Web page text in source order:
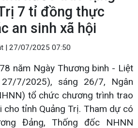
7 tỉ đồng thực
an sinh xã hội
| 27/07/2025 07:50
năm Ngày Thương binh - Liệt
7/2025), sáng 26/7, Ngân
tổ chức chương trình trao
cho tỉnh Quảng Trị. Tham dự có
Đảng, Thống đốc NHNN